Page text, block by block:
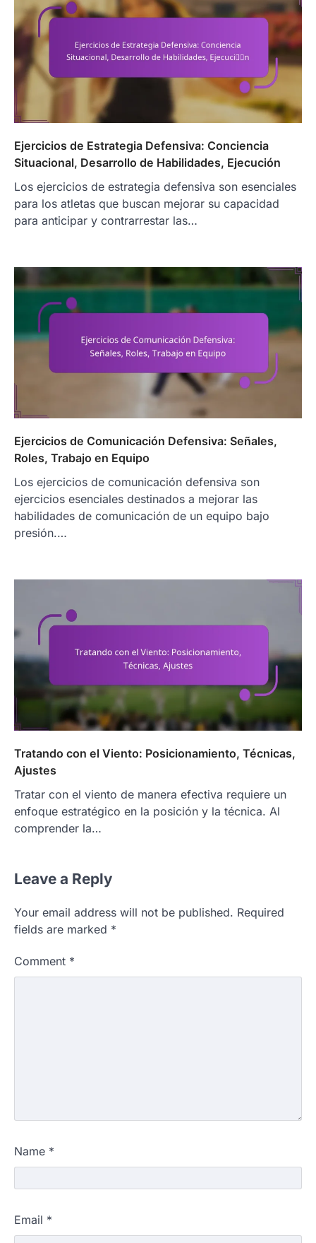
Ejercicios de Estrategia Defensiva: Conciencia
Situacional, Desarrollo de Habilidades, Ejecución
Los ejercicios de estrategia defensiva son esenciales
para los atletas que buscan mejorar su capacidad
para anticipar y contrarrestar las…
Ejercicios de Comunicación Defensiva: Señales,
Roles, Trabajo en Equipo
Los ejercicios de comunicación defensiva son
ejercicios esenciales destinados a mejorar las
habilidades de comunicación de un equipo bajo
presión.…
Tratando con el Viento: Posicionamiento, Técnicas,
Ajustes
Tratar con el viento de manera efectiva requiere un
enfoque estratégico en la posición y la técnica. Al
comprender la…
Leave a Reply
Your email address will not be published. Required
fields are marked *
Comment *
Name *
Email *